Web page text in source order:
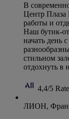
В
Центр Плаза
работы и
Наш бутик-
начать день
стильном
отдохнуть в
4,4/5
ЛИОН,